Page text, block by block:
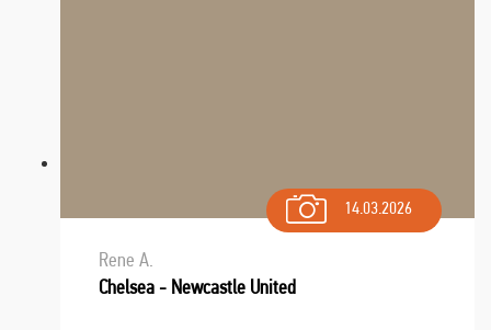
14.03.2026
Rene A.
Chelsea - Newcastle United